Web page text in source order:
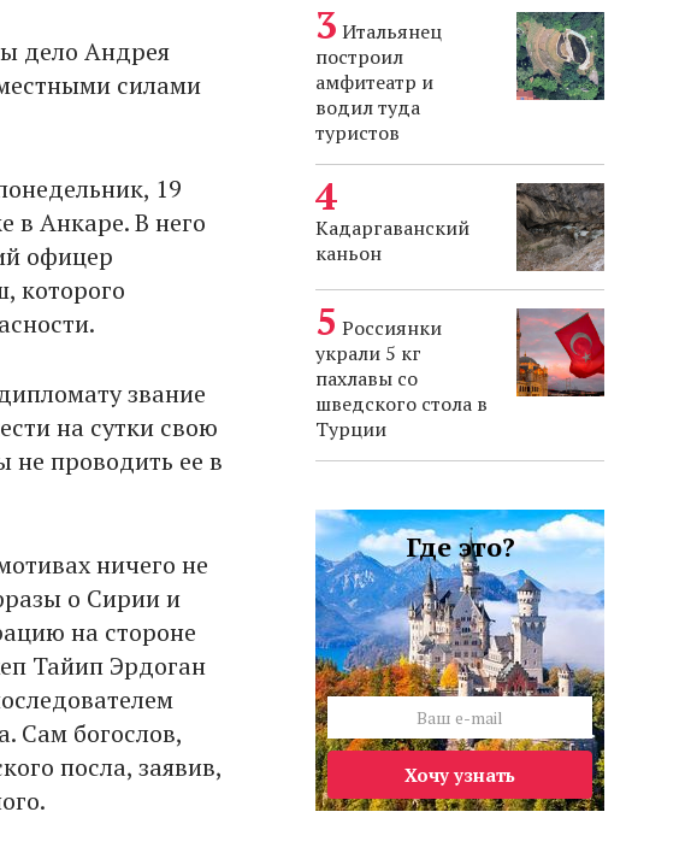
дело Андрея
силами
19
в Анкаре. В него
офицер
которого
звание
на сутки свою
проводить ее в
ничего не
о Сирии и
на стороне
Тайип Эрдоган
Сам богослов,
посла, заявив,
Итальянец
построил
амфитеатр и
водил туда
туристов
Кадаргаванский
каньон
Россиянки
украли 5 кг
пахлавы со
шведского стола в
Турции
Где это?
Хочу узнать